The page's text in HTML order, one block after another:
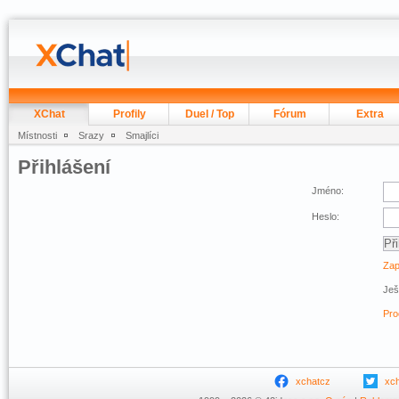
XChat Profily Duel / Top Fórum Extra
Místnosti Srazy Smajlíci
Přihlášení
Jméno:
Heslo:
xchatcz